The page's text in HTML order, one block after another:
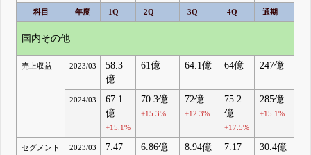
科目 年度 1Q 2Q 3Q 4Q 通期
国内その他
売上収益 2023/03
58.3
億
61億 64.1億 64億 247億
2024/03
67.1
億
+15.1%
70.3億
+15.3%
72億
+12.3%
75.2
億
+17.5%
285億
+15.1%
セグメント
2023/03
7.47
6.86億 8.94億
7.17
30.4億